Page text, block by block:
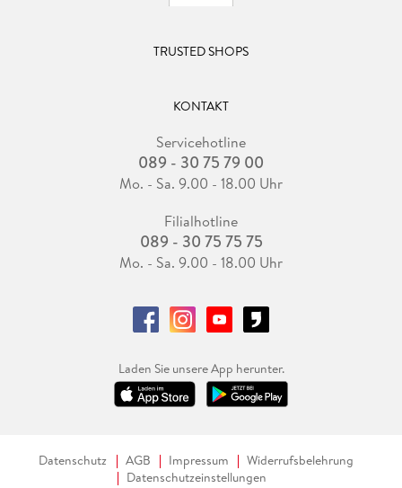
TRUSTED SHOPS
KONTAKT
Servicehotline
089 - 30 75 79 00
Mo. - Sa. 9.00 - 18.00 Uhr
Filialhotline
089 - 30 75 75 75
Mo. - Sa. 9.00 - 18.00 Uhr
Laden Sie unsere App herunter.
Datenschutz AGB Impressum
Widerrufsbelehrung
Datenschutzeinstellungen